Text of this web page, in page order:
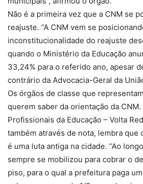
Não é a primeira vez que a CNM se
reajuste. “A CNM vem se
inconstitucionalidade do reajuste
quando o Ministério da Educação
33,24% para o referido ano, apesar
contrário da Advocacia-Geral da
Os órgãos de classe que
querem saber da orientação da
Profissionais da Educação – Volta
também através de nota, lembra que
é uma luta antiga na cidade. “Ao
sempre se mobilizou para cobrar o
piso, para o qual a prefeitura paga